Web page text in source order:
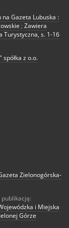
Gazeta Lubuska :
; Zawiera
Turystyczna, s. 1-16
z o.o.
Zielonogórska-
i Miejska
Górze